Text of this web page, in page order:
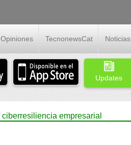
Opiniones TecnonewsCat Noticias
Updates
empresarial